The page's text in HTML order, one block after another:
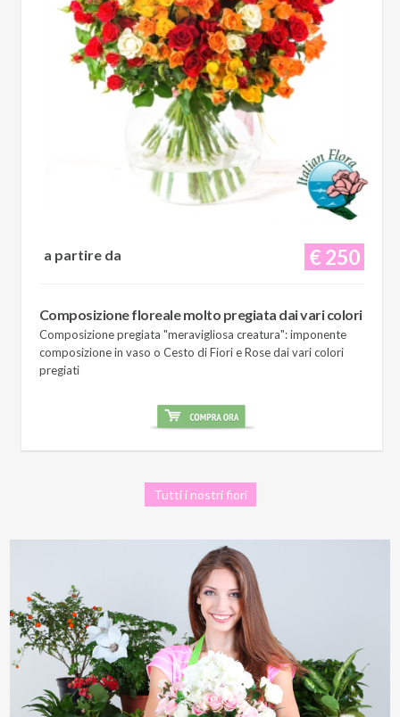
€ 250
a partire da
Composizione floreale molto pregiata dai vari colori
Composizione pregiata "meravigliosa creatura": imponente
composizione in vaso o Cesto di Fiori e Rose dai vari colori
pregiati
Tutti i nostri fiori